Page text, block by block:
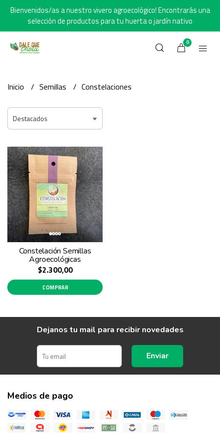
Bienvenidos/as a nuestro vivero agroecológico! Encontrarás una
selección de productos para tu huerta o jardín nativo
0
Inicio Semillas Constelaciones
Constelación Semillas
Agroecológicas
$2.300,00
COMPRAR
Dejanos tu mail para recibir novedades
Enviar
Medios de pago